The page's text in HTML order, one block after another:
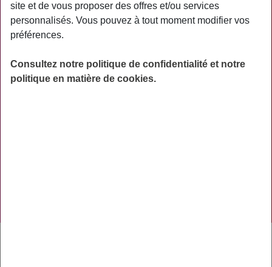
ACTUALITÉS
ASSURANCES
PRÉVOYANCE
RETRAITE
site et de vous proposer des offres et/ou services
personnalisés. Vous pouvez à tout moment modifier vos
préférences.
Consultez notre politique de confidentialité et notre
politique en matière de cookies.